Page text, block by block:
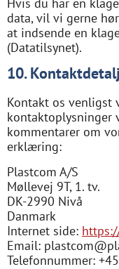
Hvis du har en
data, vil vi gerne
at indsende en
(Datatilsynet).
10.
Kontakt os
kontaktoplysninger
kommentarer om
erklæring:
Plastcom A/S
Møllevej 9T, 1. tv.
DK-2990 Nivå
Danmark
Internet side:
Email: plastcom@
Telefonnummer: